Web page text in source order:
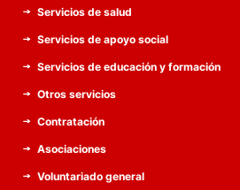
Servicios de salud
Servicios de apoyo social
Servicios de educación y formación
Otros servicios
Contratación
Asociaciones
Voluntariado general